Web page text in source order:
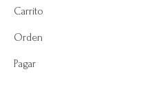
Carrito
Orden
Pagar